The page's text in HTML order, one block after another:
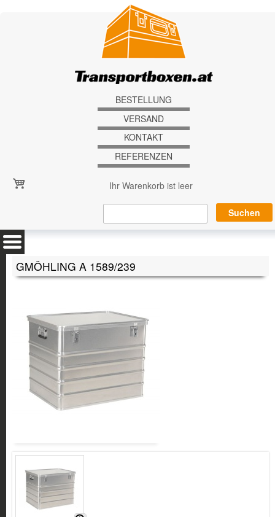
BESTELLUNG
VERSAND
KONTAKT
REFERENZEN
Ihr Warenkorb ist leer
GMÖHLING A 1589/239